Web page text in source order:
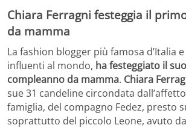
Chiara Ferragni festeggia il
da mamma
La fashion blogger più famosa d’Italia
influenti al mondo, ha festeggiato il
compleanno da mamma. Chiara
sue 31 candeline circondata
famiglia, del compagno Fedez, presto
soprattutto del piccolo Leone, avuto